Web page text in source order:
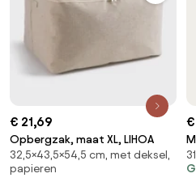
€ 21,69
Opbergzak, maat XL, LIHOA
32,5×43,5×54,5 cm, met deksel,
papieren
€